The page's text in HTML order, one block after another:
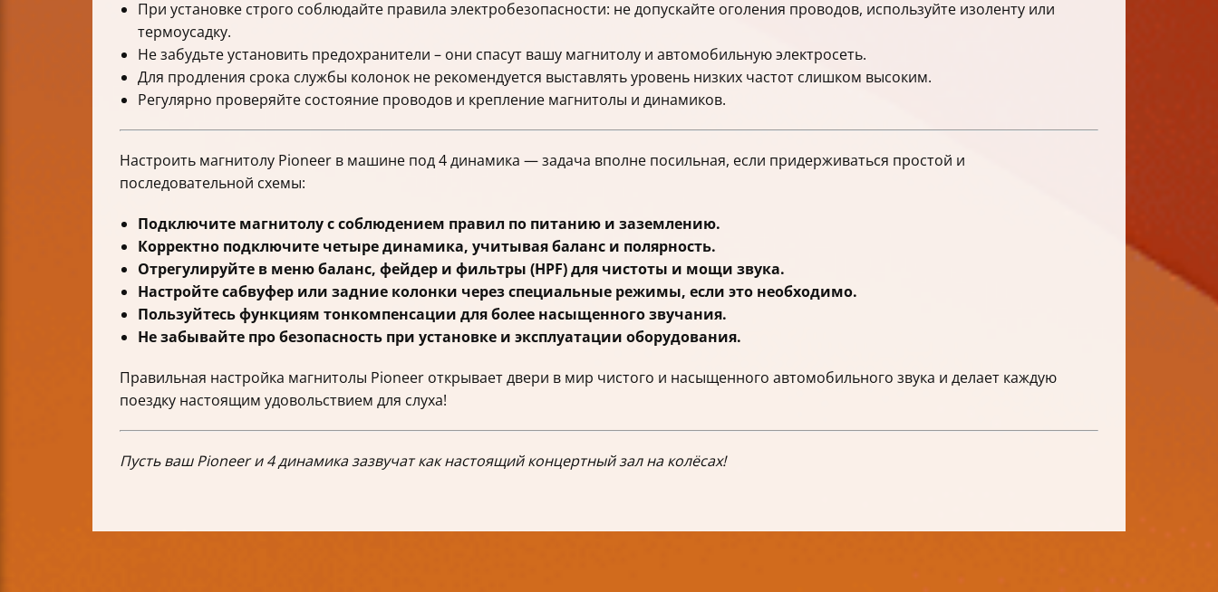
При установке строго соблюдайте правила электробезопасности: не допускайте оголения проводов, используйте изоленту или
термоусадку.
Не забудьте установить предохранители – они спасут вашу магнитолу и автомобильную электросеть.
Для продления срока службы колонок не рекомендуется выставлять уровень низких частот слишком высоким.
Регулярно проверяйте состояние проводов и крепление магнитолы и динамиков.
Настроить магнитолу Pioneer в машине под 4 динамика — задача вполне посильная, если придерживаться простой и
последовательной схемы:
Подключите магнитолу с соблюдением правил по питанию и заземлению.
Корректно подключите четыре динамика, учитывая баланс и полярность.
Отрегулируйте в меню баланс, фейдер и фильтры (HPF) для чистоты и мощи звука.
Настройте сабвуфер или задние колонки через специальные режимы, если это необходимо.
Пользуйтесь функциям тонкомпенсации для более насыщенного звучания.
Не забывайте про безопасность при установке и эксплуатации оборудования.
Правильная настройка магнитолы Pioneer открывает двери в мир чистого и насыщенного автомобильного звука и делает каждую
поездку настоящим удовольствием для слуха!
Пусть ваш Pioneer и 4 динамика зазвучат как настоящий концертный зал на колёсах!